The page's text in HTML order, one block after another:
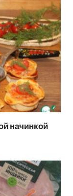
начинкой